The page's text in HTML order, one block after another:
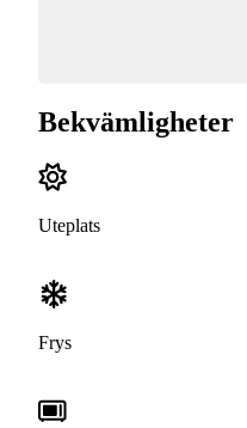
Bekvämligheter
Uteplats
Frys